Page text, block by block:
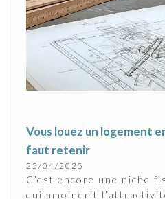
Vous louez un logement
faut retenir
25/04/2025
C’est encore une niche
qui amoindrit